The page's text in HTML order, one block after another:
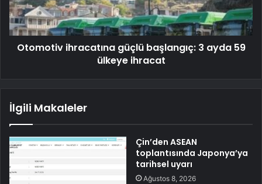
Otomotiv ihracatına güçlü başlangıç: 3 ayda 59
ülkeye ihracat
İlgili Makaleler
Çin’den ASEAN
toplantısında Japonya’ya
tarihsel uyarı
Ağustos 8, 2026